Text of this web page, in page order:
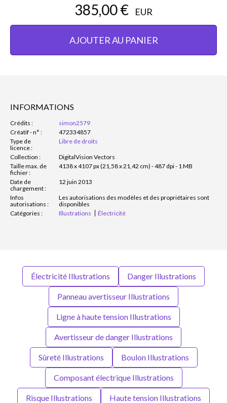
385,00 € EUR
AJOUTER AU PANIER
INFORMATIONS
Crédits :
simon2579
Créatif - n° :
472334857
Type de
licence :
Libre de droits
Collection :
DigitalVision Vectors
Taille max. de
fichier :
4138 x 4107 px (21,58 x 21,42 cm) - 487 dpi - 1 MB
Date de
chargement :
12 juin 2013
Infos
autorisations :
Les autorisations des modèles et des propriétaires sont
disponibles
Catégories :
Illustrations Électricité
Électricité Illustrations Danger Illustrations
Panneau avertisseur Illustrations
Ligne à haute tension Illustrations
Avertisseur de danger Illustrations
Sûreté Illustrations Boulon Illustrations
Composant électrique Illustrations
Risque Illustrations Haute tension Illustrations